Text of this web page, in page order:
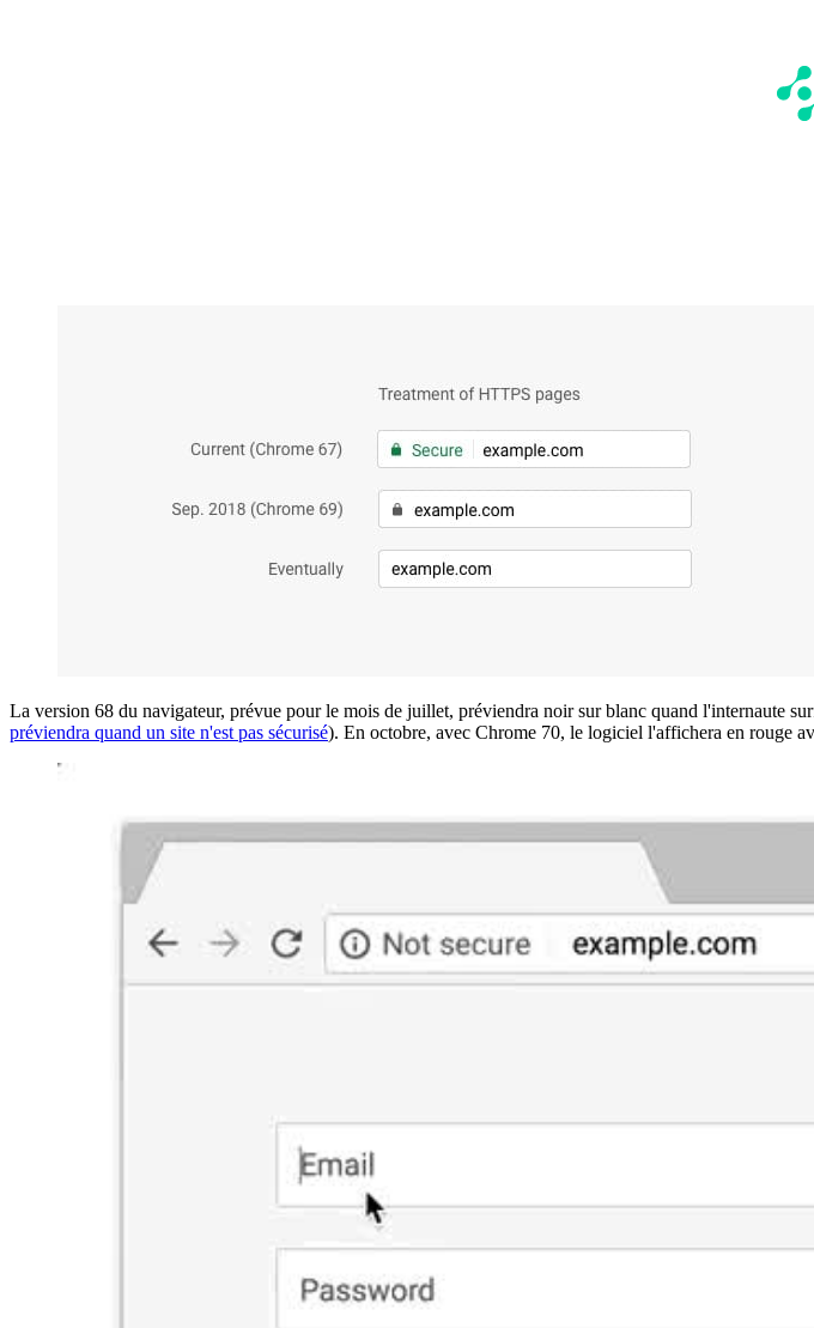
La version 68 du navigateur, prévue pour le mois de juillet, préviendra noir sur blanc quand l'internaute
préviendra quand un site n'est pas sécurisé). En octobre, avec Chrome 70, le logiciel l'affichera en rouge